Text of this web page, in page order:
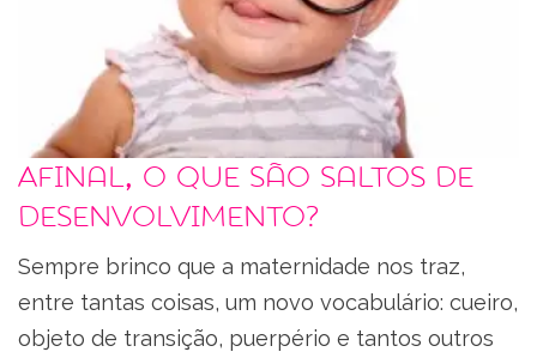
Afinal, o que são saltos de
desenvolvimento?
Sempre brinco que a maternidade nos traz,
entre tantas coisas, um novo vocabulário: cueiro,
objeto de transição, puerpério e tantos outros